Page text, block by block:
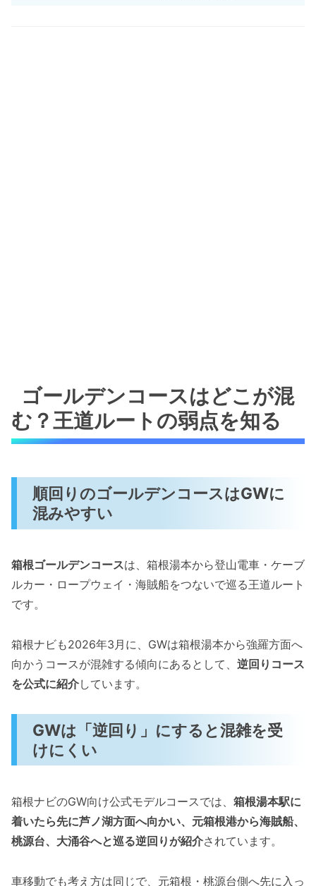
ゴールデンコースはどこが混
む？王道ルートの弱点を知る
順回りのゴールデンコースはGWに
混みやすい
箱根ゴールデンコースは、箱根湯本から登山電車・ケーブ
ルカー・ロープウェイ・海賊船をつないで巡る王道ルート
です。
箱根ナビも2026年3月に、GWは箱根湯本から強羅方面へ
向かうコースが混雑する傾向にあるとして、 逆回りコース
を公式に紹介しています。
GWは「逆回り」にすると混雑を受
けにくい
箱根ナビのGW向け公式モデルコースでは、 箱根湯本駅に
着いたら先に芦ノ湖方面へ向かい、元箱根港から海賊船、
桃源台、大涌谷へと巡る逆回りが紹介されています。
車移動でも考え方は同じで、元箱根・桃源台側へ先に入っ